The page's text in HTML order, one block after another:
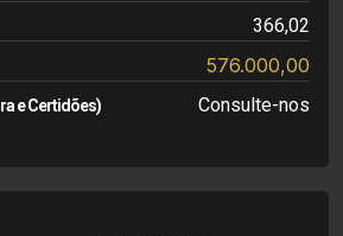
366,02
576.000,00
e Certidões) Consulte-nos